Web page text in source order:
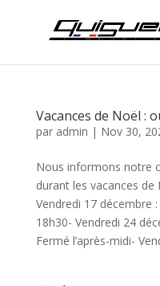
Vacances de Noël :
par admin | Nov 30,
Nous informons notre
durant les vacances
Vendredi 17 décembre
18h30- Vendredi 24
Fermé l’après-midi-